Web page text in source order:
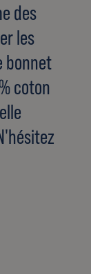
des
les
bonnet
coton